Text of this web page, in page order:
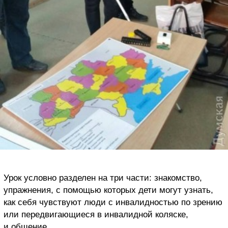
Урок условно разделен на три части: знакомство,
упражнения, с помощью которых дети могут узнать,
как себя чувствуют люди с инвалидностью по зрению
или передвигающиеся в инвалидной коляске,